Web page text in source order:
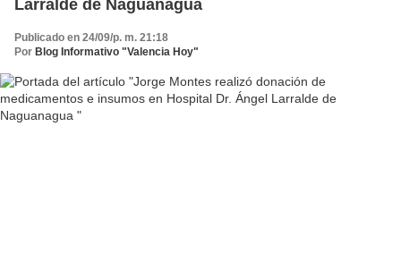
Larralde de Naguanagua
Publicado en 24/09/p. m. 21:18
Por Blog Informativo "Valencia Hoy"